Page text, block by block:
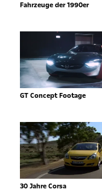
Fahrzeuge der 1990er
GT Concept Footage
30 Jahre Corsa